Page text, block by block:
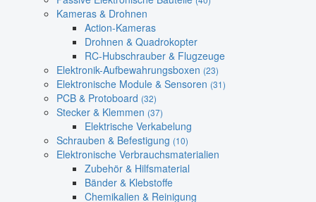
Kameras & Drohnen
Action-Kameras
Drohnen & Quadrokopter
RC-Hubschrauber & Flugzeuge
Elektronik-Aufbewahrungsboxen (23)
Elektronische Module & Sensoren (31)
PCB & Protoboard (32)
Stecker & Klemmen (37)
Elektrische Verkabelung
Schrauben & Befestigung (10)
Elektronische Verbrauchsmaterialien
Zubehör & Hilfsmaterial
Bänder & Klebstoffe
Chemikalien & Reinigung